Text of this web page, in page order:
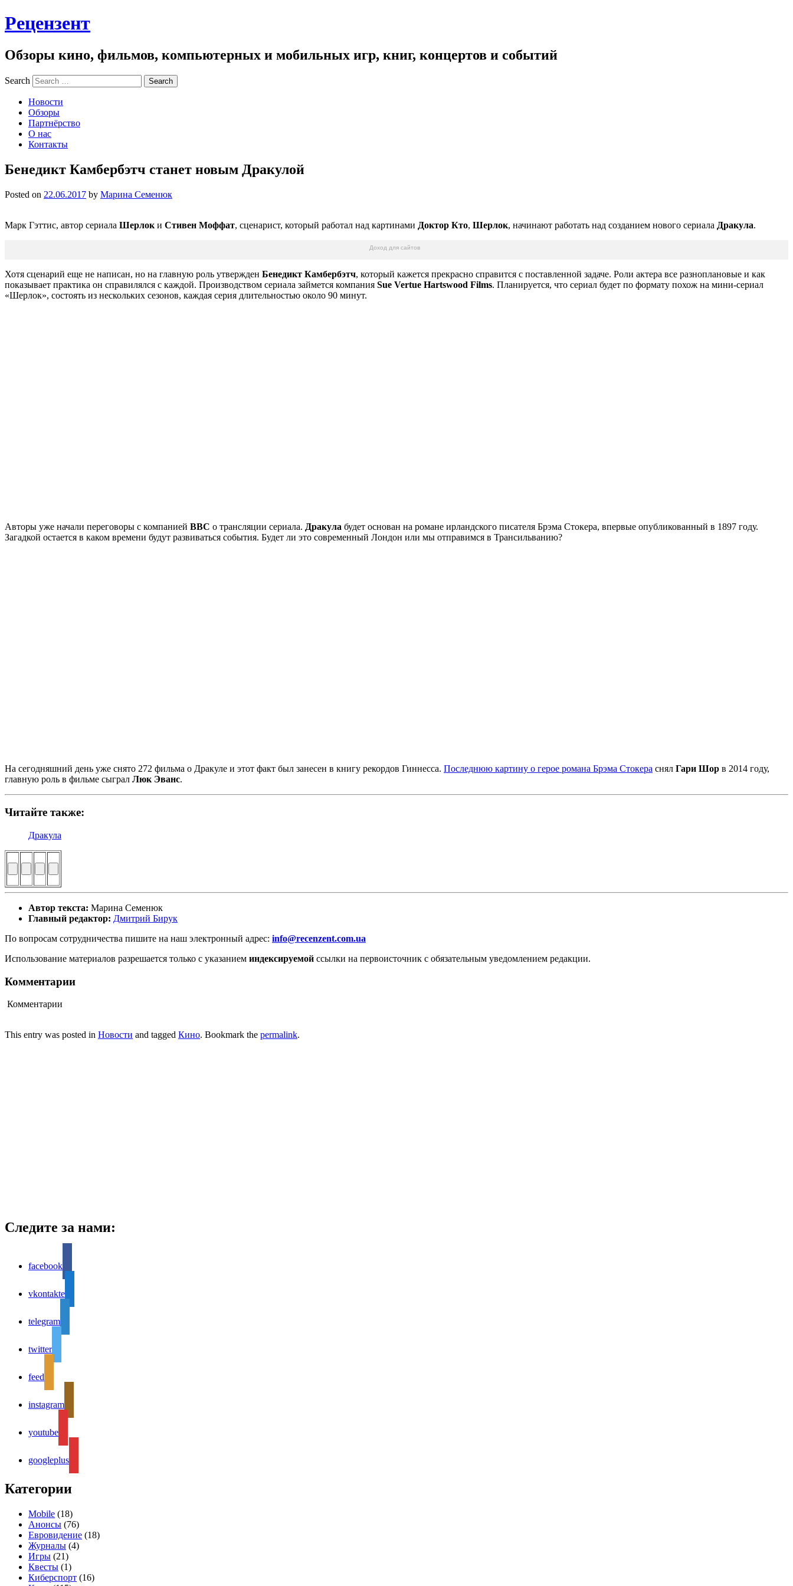
Рецензент
Обзоры кино, фильмов, компьютерных и мобильных игр, книг, концертов и событий
Search
Новости
Обзоры
Партнёрство
О нас
Контакты
Бенедикт Камбербэтч станет новым Дракулой
Posted on 22.06.2017 by Марина Семенюк
Марк Гэттис, автор сериала Шерлок и Стивен Моффат, сценарист, который работал над картинами Доктор Кто, Шерлок, начинают работать над созданием нового сериала Дракула.
Доход для сайтов
Хотя сценарий еще не написан, но на главную роль утвержден Бенедикт Камбербэтч, который кажется прекрасно справится с поставленной задаче. Роли актера все разноплановые и как
показывает практика он справилялся с каждой. Производством сериала займется компания Sue Vertue Hartswood Films. Планируется, что сериал будет по формату похож на мини-сериал
«Шерлок», состоять из нескольких сезонов, каждая серия длительностью около 90 минут.
Авторы уже начали переговоры с компанией BBC о трансляции сериала. Дракула будет основан на романе ирландского писателя Брэма Стокера, впервые опубликованный в 1897 году.
Загадкой остается в каком времени будут развиваться события. Будет ли это современный Лондон или мы отправимся в Трансильванию?
На сегодняшний день уже снято 272 фильма о Дракуле и этот факт был занесен в книгу рекордов Гиннесса. Последнюю картину о герое романа Брэма Стокера снял Гари Шор в 2014 году,
главную роль в фильме сыграл Люк Эванс.
Читайте также:
Дракула
Автор текста: Марина Семенюк
Главный редактор: Дмитрий Бирук
По вопросам сотрудничества пишите на наш электронный адрес: info@recenzent.com.ua
Использование материалов разрешается только с указанием индексируемой ссылки на первоисточник с обязательным уведомлением редакции.
Комментарии
Комментарии
This entry was posted in Новости and tagged Кино. Bookmark the permalink.
Следите за нами:
facebook
vkontakte
telegram
twitter
feed
instagram
youtube
googleplus
Категории
Mobile (18)
Анонсы (76)
Евровидение (18)
Журналы (4)
Игры (21)
Квесты (1)
Киберспорт (16)